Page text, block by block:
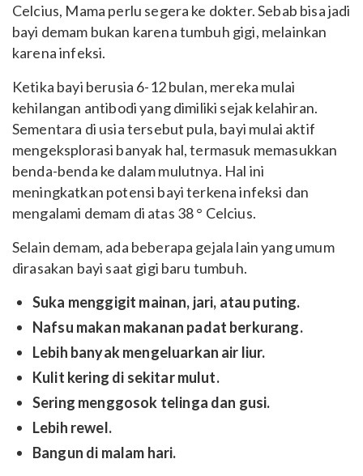
Celcius, Mama perlu segera ke dokter. Sebab bisa jadi
bayi demam bukan karena tumbuh gigi, melainkan
karena infeksi.
Ketika bayi berusia 6-12 bulan, mereka mulai
kehilangan antibodi yang dimiliki sejak kelahiran.
Sementara di usia tersebut pula, bayi mulai aktif
mengeksplorasi banyak hal, termasuk memasukkan
benda-benda ke dalam mulutnya. Hal ini
meningkatkan potensi bayi terkena infeksi dan
mengalami demam di atas 38 ° Celcius.
Selain demam, ada beberapa gejala lain yang umum
dirasakan bayi saat gigi baru tumbuh.
Suka menggigit mainan, jari, atau puting.
Nafsu makan makanan padat berkurang.
Lebih banyak mengeluarkan air liur.
Kulit kering di sekitar mulut.
Sering menggosok telinga dan gusi.
Lebih rewel.
Bangun di malam hari.